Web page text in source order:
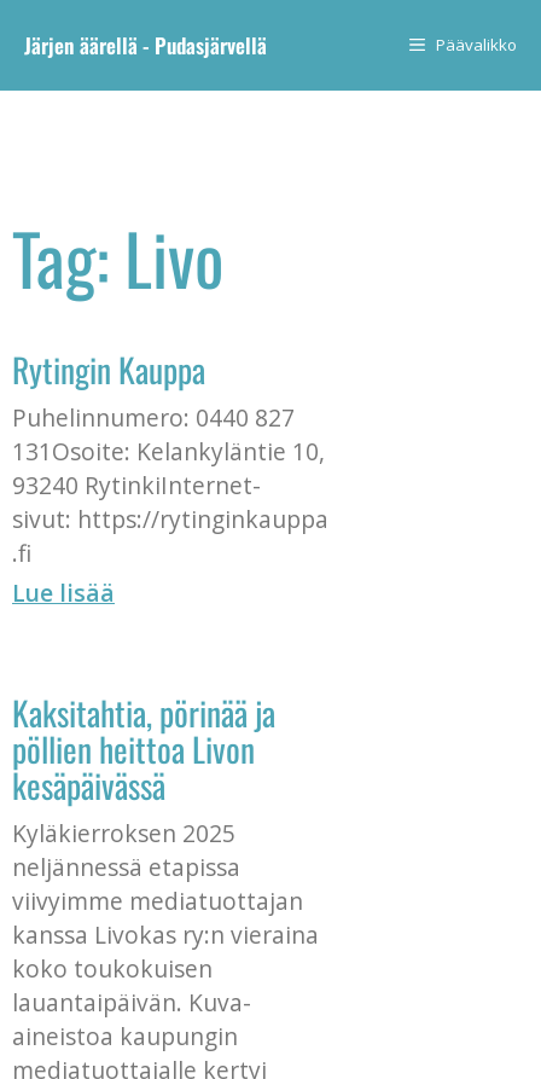
Järjen äärellä - Pudasjärvellä Päävalikko
Tag: Livo
Rytingin Kauppa
Puhelinnumero: 0440 827
131Osoite: Kelankyläntie 10,
93240 RytinkiInternet-
sivut: https://rytinginkauppa
.fi
Lue lisää
Kaksitahtia, pörinää ja
pöllien heittoa Livon
kesäpäivässä
Kyläkierroksen 2025
neljännessä etapissa
viivyimme mediatuottajan
kanssa Livokas ry:n vieraina
koko toukokuisen
lauantaipäivän. Kuva-
aineistoa kaupungin
mediatuottajalle kertyi